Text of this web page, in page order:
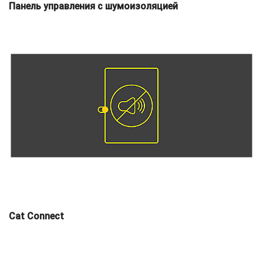
Панель управления с шумоизоляцией
Cat Connect